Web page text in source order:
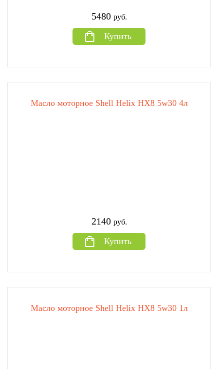
5480 руб.
Купить
Масло моторное Shell Helix HX8 5w30 4л
2140 руб.
Купить
Масло моторное Shell Helix HX8 5w30 1л